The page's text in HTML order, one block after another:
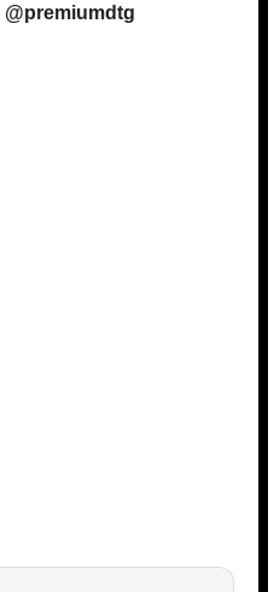
@premiumdtg